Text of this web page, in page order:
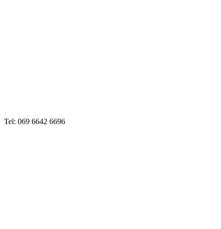
Tel: 069 6642 6696